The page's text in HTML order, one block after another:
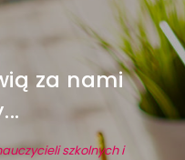
za nami
szkolnych i